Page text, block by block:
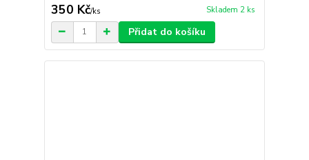
350 Kč/ks Skladem 2 ks
Přidat do košíku